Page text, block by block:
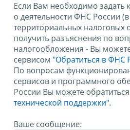
Если Вам необходимо задать
о деятельности ФНС России
территориальных налоговых
получить разъяснения по
налогообложения - Вы
сервисом "Обратиться в ФНС
По вопросам
сервисов и программного
России Вы можете
технической поддержки".
Ваше сообщение: